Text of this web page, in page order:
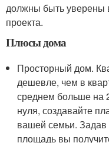
должны быть уверены
проекта.
Плюсы дома
Просторный дом.
дешевле, чем в
среднем больше на
нуля, создавайте
вашей семьи. Задав
площадь вы